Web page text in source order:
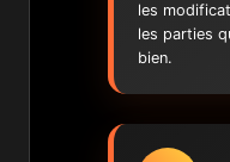
les
les parties
bien.